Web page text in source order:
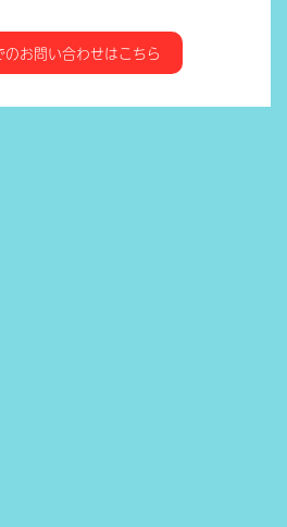
のお問い合わせはこちら